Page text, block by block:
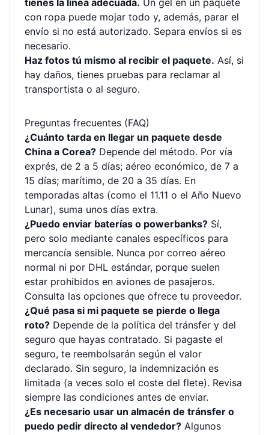
tienes la línea adecuada. Un gel en un paquete
con ropa puede mojar todo y, además, parar el
envío si no está autorizado. Separa envíos si es
necesario.
Haz fotos tú mismo al recibir el paquete. Así, si
hay daños, tienes pruebas para reclamar al
transportista o al seguro.
Preguntas frecuentes (FAQ)
¿Cuánto tarda en llegar un paquete desde
China a Corea? Depende del método. Por vía
exprés, de 2 a 5 días; aéreo económico, de 7 a
15 días; marítimo, de 20 a 35 días. En
temporadas altas (como el 11.11 o el Año Nuevo
Lunar), suma unos días extra.
¿Puedo enviar baterías o powerbanks? Sí,
pero solo mediante canales específicos para
mercancía sensible. Nunca por correo aéreo
normal ni por DHL estándar, porque suelen
estar prohibidos en aviones de pasajeros.
Consulta las opciones que ofrece tu proveedor.
¿Qué pasa si mi paquete se pierde o llega
roto? Depende de la política del tránsfer y del
seguro que hayas contratado. Si pagaste el
seguro, te reembolsarán según el valor
declarado. Sin seguro, la indemnización es
limitada (a veces solo el coste del flete). Revisa
siempre las condiciones antes de enviar.
¿Es necesario usar un almacén de tránsfer o
puedo pedir directo al vendedor? Algunos